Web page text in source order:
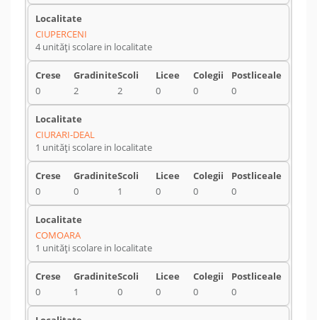
CIUPERCENI
4 unități scolare in localitate
0 2 2 0 0 0
CIURARI-DEAL
1 unități scolare in localitate
0 0 1 0 0 0
COMOARA
1 unități scolare in localitate
0 1 0 0 0 0